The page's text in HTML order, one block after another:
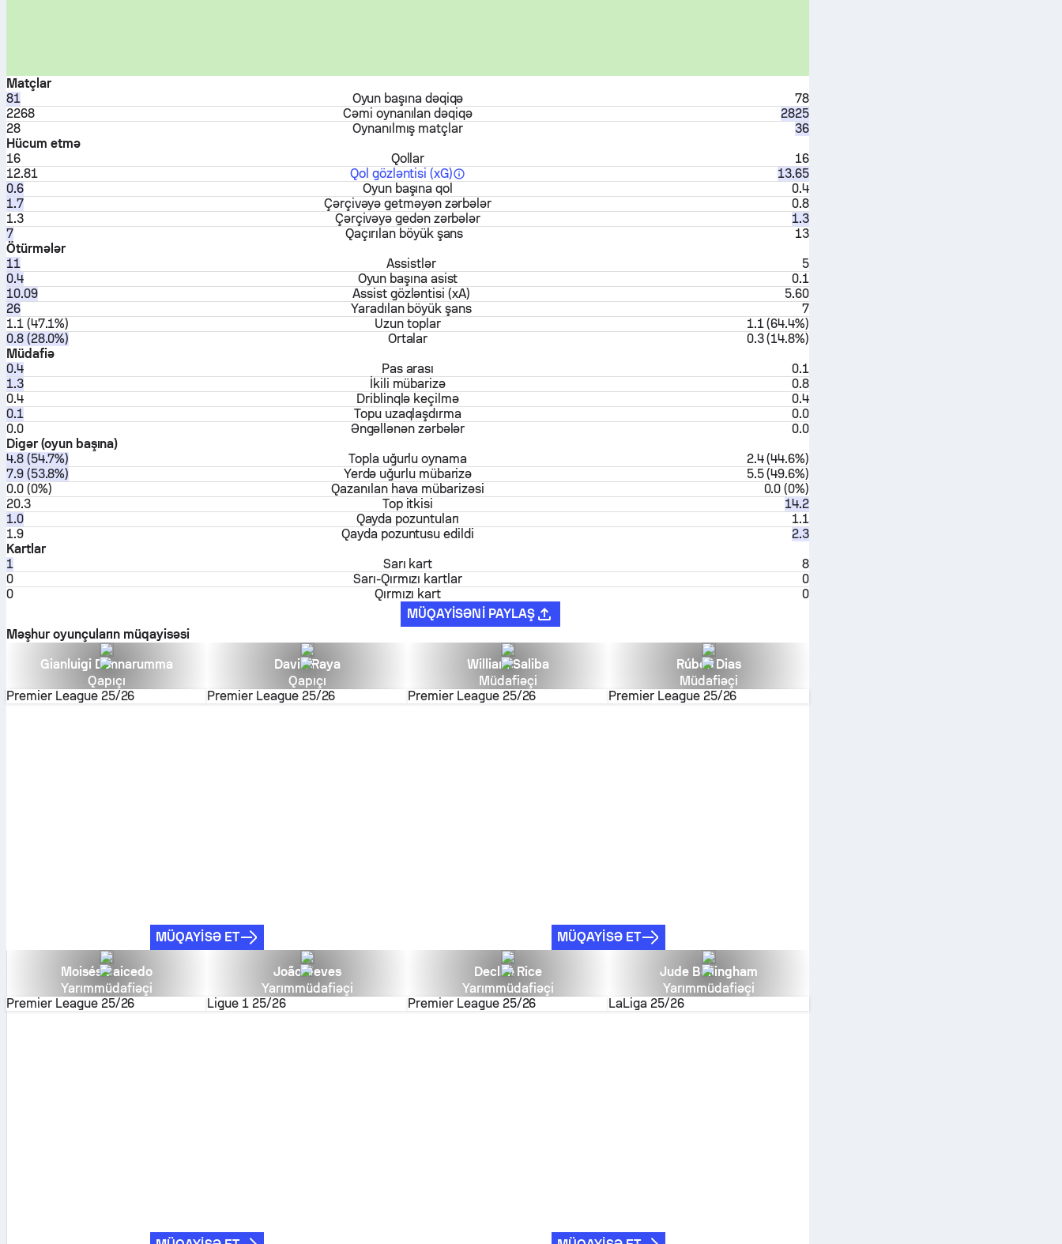
Matçlar
81
Oyun başına dəqiqə
78
2268
Cəmi oynanılan dəqiqə
2825
28
Oynanılmış matçlar
36
Hücum etmə
16
Qollar
16
12.81
Qol gözləntisi (xG)
13.65
0.6
Oyun başına qol
0.4
1.7
Çərçivəyə getməyən zərbələr
0.8
1.3
Çərçivəyə gedən zərbələr
1.3
7
Qaçırılan böyük şans
13
Ötürmələr
11
Assistlər
5
0.4
Oyun başına asist
0.1
10.09
Assist gözləntisi (xA)
5.60
26
Yaradılan böyük şans
7
1.1 (47.1%)
Uzun toplar
1.1 (64.4%)
0.8 (28.0%)
Ortalar
0.3 (14.8%)
Müdafiə
0.4
Pas arası
0.1
1.3
İkili mübarizə
0.8
0.4
Driblinqlə keçilmə
0.4
0.1
Topu uzaqlaşdırma
0.0
0.0
Əngəllənən zərbələr
0.0
Digər (oyun başına)
4.8 (54.7%)
Topla uğurlu oynama
2.4 (44.6%)
7.9 (53.8%)
Yerdə uğurlu mübarizə
5.5 (49.6%)
0.0 (0%)
Qazanılan hava mübarizəsi
0.0 (0%)
20.3
Top itkisi
14.2
1.0
Qayda pozuntuları
1.1
1.9
Qayda pozuntusu edildi
2.3
Kartlar
1
Sarı kart
8
0
Sarı-Qırmızı kartlar
0
0
Qırmızı kart
0
MÜQAYISƏNI PAYLAŞ
Məşhur oyunçuların müqayisəsi
Gianluigi Donnarumma
Qapıçı
Premier League 25/26
David Raya
Qapıçı
Premier League 25/26
MÜQAYISƏ ET
William Saliba
Müdafiəçi
Premier League 25/26
Rúben Dias
Müdafiəçi
Premier League 25/26
MÜQAYISƏ ET
Moisés Caicedo
Yarımmüdafiəçi
Premier League 25/26
João Neves
Yarımmüdafiəçi
Ligue 1 25/26
Declan Rice
Yarımmüdafiəçi
Premier League 25/26
Jude Bellingham
Yarımmüdafiəçi
LaLiga 25/26